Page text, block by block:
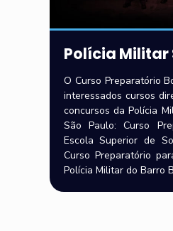
Polícia Militar
O Curso Preparatório
interessados cursos
concursos da Polícia
São Paulo: Curso
Escola Superior de
Curso Preparatório
Polícia Militar do Barro